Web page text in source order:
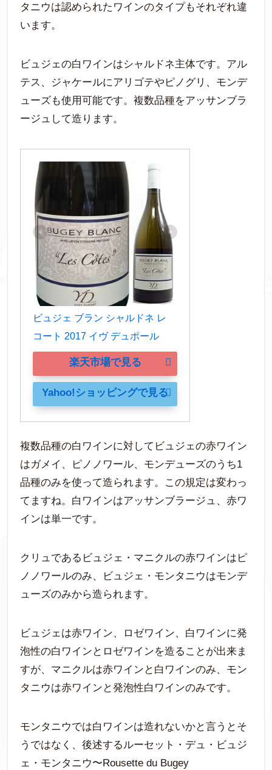
タニウは認められたワインのタイプもそれぞれ違
います。
ビュジェの白ワインはシャルドネ主体です。アル
テス、ジャケールにアリゴテやピノグリ、モンデ
ューズも使用可能です。複数品種をアッサンブラ
ージュして造ります。
ビュジェ ブラン シャルドネ レ
コート 2017 イヴ デュポール
楽天市場で見る
Yahoo!ショッピングで見る
複数品種の白ワインに対してビュジェの赤ワイン
はガメイ、ピノノワール、モンデューズのうち1
品種のみを使って造られます。この規定は変わっ
てますね。白ワインはアッサンブラージュ、赤ワ
インは単一です。
クリュであるビュジェ・マニクルの赤ワインはピ
ノノワールのみ、ビュジェ・モンタニウはモンデ
ューズのみから造られます。
ビュジェは赤ワイン、ロゼワイン、白ワインに発
泡性の白ワインとロゼワインを造ることが出来ま
すが、マニクルは赤ワインと白ワインのみ、モン
タニウは赤ワインと発泡性白ワインのみです。
モンタニウでは白ワインは造れないかと言うとそ
うではなく、後述するルーセット・デュ・ビュジ
ェ・モンタニウ〜Rousette du Bugey